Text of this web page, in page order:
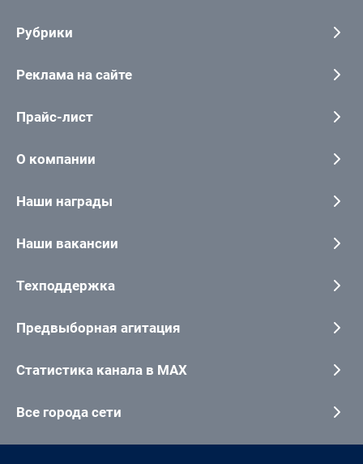
Рубрики
Реклама на сайте
Прайс-лист
О компании
Наши награды
Наши вакансии
Техподдержка
Предвыборная агитация
Статистика канала в MAX
Все города сети